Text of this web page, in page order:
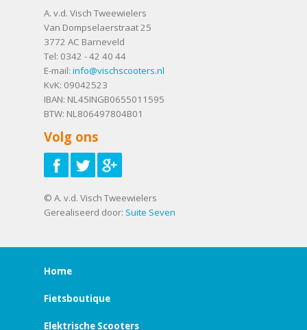
A. v.d. Visch Tweewielers
Van Dompselaerstraat 25
3772 AC Barneveld
Tel: 0342 - 42 40 44
E-mail: info@vischscooters.nl
KvK: 09042523
IBAN: NL45INGB0655011595
BTW: NL806497804B01
Volg ons
© A. v.d. Visch Tweewielers
Gerealiseerd door: Suite Seven
Home
Fietsboutique
Elektrische Scooters